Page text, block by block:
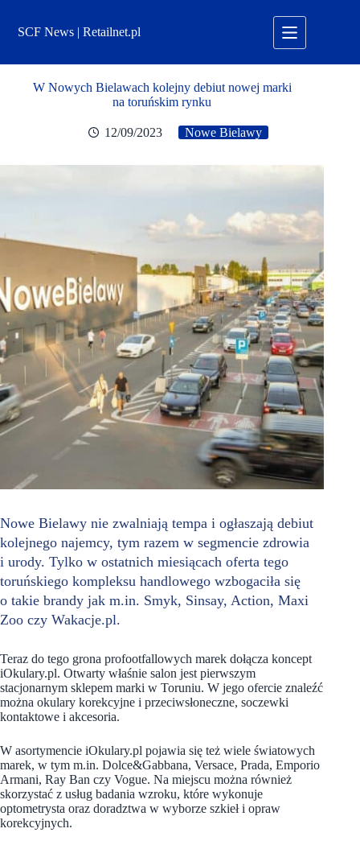
treściSCF News | Retailnet.pl
W Nowych Bielawach kolejny debiut nowej marki
na toruńskim rynku
12/09/2023 Nowe Bielawy
Nowe Bielawy nie zwalniają tempa i ogłaszają debiut
kolejnego najemcy, tym razem w segmencie zdrowia
i urody. Tylko w ostatnich miesiącach oferta tego
toruńskiego kompleksu handlowego wzbogaciła się
o takie brandy jak m.in. Smyk, Sinsay, Action, Maxi
Zoo czy Wakacje.pl.
Teraz do tego grona profootfallowych marek dołącza koncept
iOkulary.pl. Otwarty właśnie salon jest pierwszym
stacjonarnym sklepem marki w Toruniu. W jego ofercie znaleźć
można okulary korekcyjne i przeciwsłoneczne, soczewki
kontaktowe i akcesoria.
W asortymencie iOkulary.pl pojawia się też wiele światowych
marek, w tym m.in. Dolce&Gabbana, Versace, Prada, Emporio
Armani, Ray Ban czy Vogue. Na miejscu można również
skorzystać z usług badania wzroku, które wykonuje
optometrysta oraz doradztwa w wyborze szkieł i opraw
korekcyjnych.